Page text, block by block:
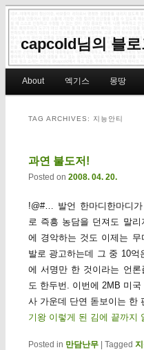
capcold님의 블로
Skip to primary content
Skip to secondary content
About 엑기스 몽땅
TAG ARCHIVES: 지능안티
과연 불도저!
Posted on 2008. 04. 20.
!@#… 발언 한마디한마디
로 즉흥 농담을 던져도 말
에 경악하는 것도 이제는 무
발로 광고하는데 그 중 10억
에 서명만 한 것이라는 언론
도 한두번. 이번에 2MB 미
사 가운데 단연 돋보이는 한
기왕 이렇게 된 김에 끝까지
Posted in 만담난무 | Tagged